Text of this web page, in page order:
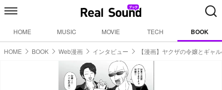
HOME MUSIC MOVIE TECH BOOK
HOME BOOK Web漫画 インタビュー 【漫画】ヤクザの令嬢とギャ